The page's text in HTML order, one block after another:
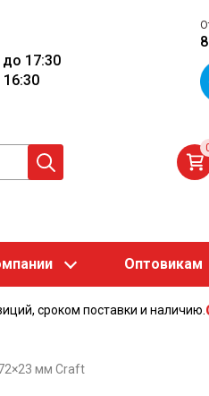
до 17:30
16:30
Оптовикам
сроком поставки и наличию.
мм Craft